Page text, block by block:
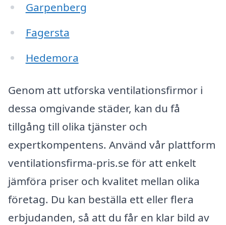
Garpenberg
Fagersta
Hedemora
Genom att utforska ventilationsfirmor i
dessa omgivande städer, kan du få
tillgång till olika tjänster och
expertkompentens. Använd vår plattform
ventilationsfirma-pris.se för att enkelt
jämföra priser och kvalitet mellan olika
företag. Du kan beställa ett eller flera
erbjudanden, så att du får en klar bild av